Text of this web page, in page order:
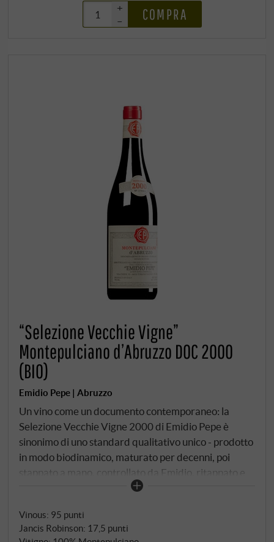
+
–
COMPRA
“Selezione Vecchie Vigne”
Montepulciano d’Abruzzo DOC 2000
(BIO)
Emidio Pepe | Abruzzo
Un vino come un documento contemporaneo: la
Selezione Vecchie Vigne 2000 di Emidio Pepe è
sinonimo di uno standard qualitativo unico - prodotto
in modo biodinamico, maturato per decenni, poi
stappato a mano, controllato da Emidio, ritappato e
solo successivamente messo in vendita. Il risultato è
riporta in vita. Le uve provengono dalle viti più
vecchie dell'azienda, alcune delle quali non innestate,
Vinous: 95 punti
Jancis Robinson: 17,5 punti